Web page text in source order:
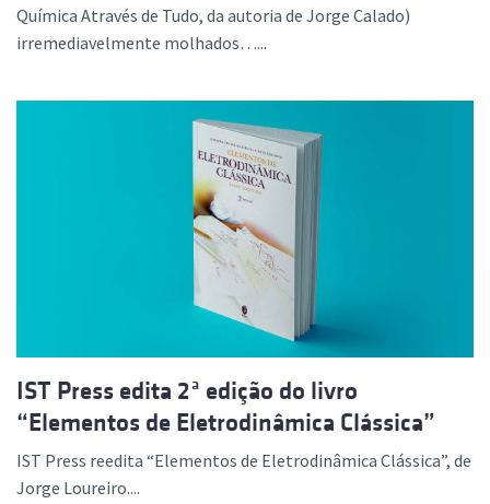
Química Através de Tudo, da autoria de Jorge Calado)
irremediavelmente molhados…...
IST Press edita 2ª edição do livro
“Elementos de Eletrodinâmica Clássica”
IST Press reedita “Elementos de Eletrodinâmica Clássica”, de
Jorge Loureiro....